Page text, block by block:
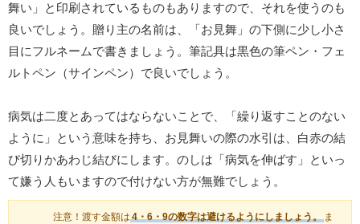
舞い」と印刷されているものもありますので、それを使うのも
良いでしょう。贈り主の名前は、「お見舞」の下側に少し小さ
目にフルネームで書きましょう。筆記具は黒色の筆ペン・フェ
ルトペン（サインペン）で良いでしょう。
病気は二度とあってはならないことで、「繰り返すことのない
ように」という意味を持ち、お見舞いの際の水引は、白赤の結
び切りかあわじ結びにします。のしは「病気を伸ばす」といっ
て嫌う人もいますので付けない方が無難でしょう。
注意！渡す金額は 4・6・9の数字は避けるようにしましょう。ま